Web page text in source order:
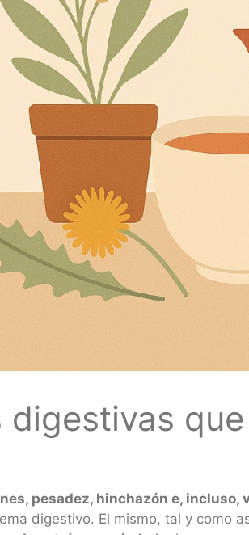
digestivas
pesadez, hinchazón e, incluso,
digestivo. El mismo, tal y como